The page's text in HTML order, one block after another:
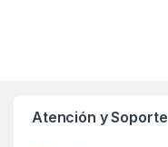
Atención y Soporte